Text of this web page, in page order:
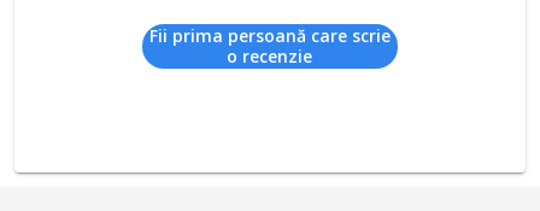
Fii prima persoană care scrie
o recenzie